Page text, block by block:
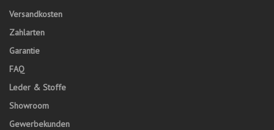
Versandkosten
Zahlarten
Garantie
FAQ
Leder & Stoffe
Showroom
Gewerbekunden